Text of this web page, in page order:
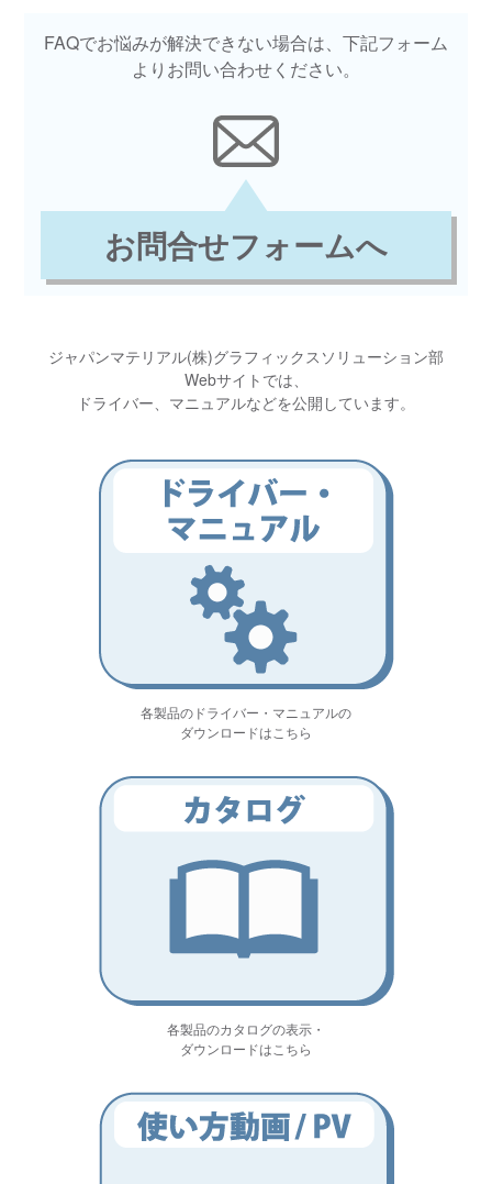
FAQでお悩みが解決できない場合は、下記フォーム
よりお問い合わせください。
お問合せフォームへ
ジャパンマテリアル(株)グラフィックスソリューション部
Webサイトでは、
ドライバー、マニュアルなどを公開しています。
各製品のドライバー・マニュアルの
ダウンロードはこちら
各製品のカタログの表示・
ダウンロードはこちら